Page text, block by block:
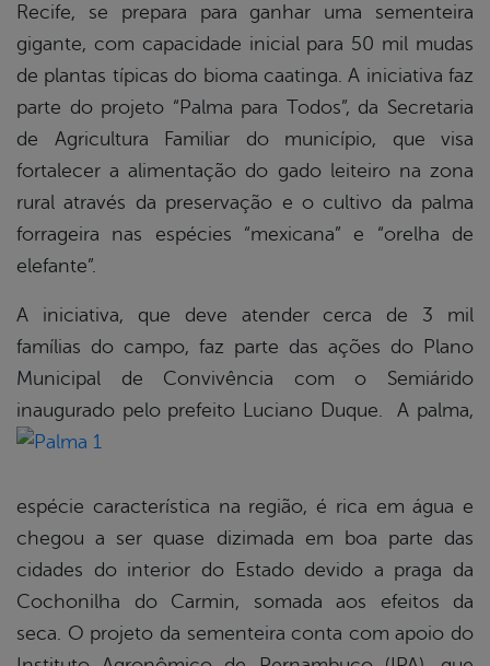
Recife, se prepara para ganhar uma sementeira
gigante, com capacidade inicial para 50 mil mudas
de plantas típicas do bioma caatinga. A iniciativa faz
parte do projeto “Palma para Todos”, da Secretaria
de Agricultura Familiar do município, que visa
fortalecer a alimentação do gado leiteiro na zona
rural através da preservação e o cultivo da palma
forrageira nas espécies “mexicana” e “orelha de
elefante”.
A iniciativa, que deve atender cerca de 3 mil
famílias do campo, faz parte das ações do Plano
Municipal de Convivência com o Semiárido
inaugurado pelo prefeito Luciano Duque.
A palma,
espécie característica na região, é rica em água e
chegou a ser quase dizimada em boa parte das
cidades do interior do Estado devido a praga da
Cochonilha do Carmin, somada aos efeitos da
seca. O projeto da sementeira conta com apoio do